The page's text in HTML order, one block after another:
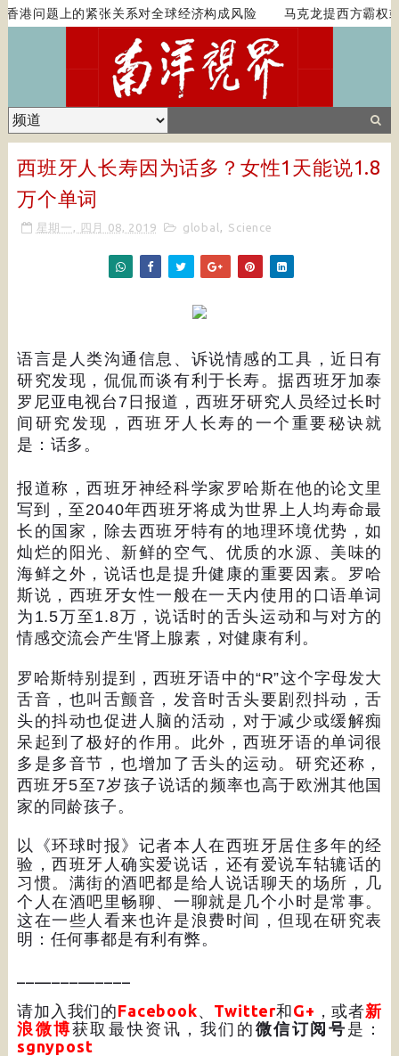
港问题上的紧张关系对全球经济构成风险 马克龙提西方霸权
西班牙人长寿因为话多？女性1天能说1.8
万个单词
星期一, 四月 08, 2019 global , Science
语言是人类沟通信息、诉说情感的工具，近日有
研究发现，侃侃而谈有利于长寿。据西班牙加泰
罗尼亚电视台 7 日报道，西班牙研究人员经过长时
间研究发现，西班牙人长寿的一个重要秘诀就
是：话多。
报道称，西班牙神经科学家罗哈斯在他的论文里
写到，至2040年西班牙将成为世界上人均寿命最
长的国家，除去西班牙特有的地理环境优势，如
灿烂的阳光、新鲜的空气、优质的水源、美味的
海鲜之外，说话也是提升健康的重要因素。罗哈
斯说，西班牙女性一般在一天内使用的口语单词
为 1.5万至1.8万，说话时的舌头运动和与对方的
情感交流会产生肾上腺素，对健康有利。
罗哈斯特别提到，西班牙语中的“R”这个字母发大
舌音，也叫舌颤音，发音时舌头要剧烈抖动，舌
头的抖动也促进人脑的活动，对于减少或缓解痴
呆起到了极好的作用。此外，西班牙语的单词很
多是多音节，也增加了舌头的运动。研究还称，
西班牙5至7岁孩子说话的频率也高于欧洲其他国
家的同龄孩子。
以《环球时报》记者本人在西班牙居住多年的经
验，西班牙人确实爱说话，还有爱说车轱辘话的
习惯。满街的酒吧都是给人说话聊天的场所，几
个人在酒吧里畅聊、一聊就是几个小时是常事。
这在一些人看来也许是浪费时间，但现在研究表
明：任何事都是有利有弊。
请加入我们的Facebook、 Twitter和G+ ，或者新
浪微博获取最快资讯，我们的 微信订阅号 是：
sgnypost